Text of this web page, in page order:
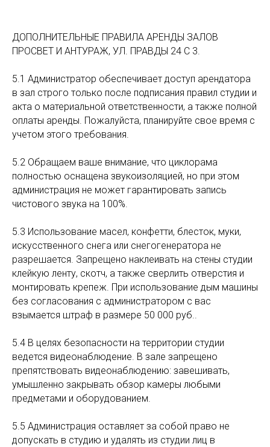
ДОПОЛНИТЕЛЬНЫЕ ПРАВИЛА АРЕНДЫ ЗАЛОВ
ПРОСВЕТ И АНТУРАЖ, УЛ. ПРАВДЫ 24 С 3.
5.1 Администратор обеспечивает доступ арендатора
в зал строго только после подписания правил студии и
акта о материальной ответственности, а также полной
оплаты аренды. Пожалуйста, планируйте свое время с
учетом этого требования.
5.2 Обращаем ваше внимание, что циклорама
полностью оснащена звукоизоляцией, но при этом
администрация не может гарантировать запись
чистового звука на 100%.
5.3 Использование масел, конфетти, блесток, муки,
искусственного снега или снегогенератора не
разрешается. Запрещено наклеивать на стены студии
клейкую ленту, скотч, а также сверлить отверстия и
монтировать крепеж. При использование дым машины
без согласования с администратором с вас
взымается штраф в размере 50 000 руб..
5.4 В целях безопасности на территории студии
ведется видеонаблюдение. В зале запрещено
препятствовать видеонаблюдению: завешивать,
умышленно закрывать обзор камеры любыми
предметами и оборудованием.
5.5 Администрация оставляет за собой право не
допускать в студию и удалять из студии лиц в